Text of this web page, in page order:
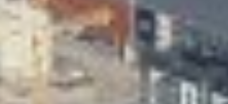
Kirjasto
Valon Kaupunki